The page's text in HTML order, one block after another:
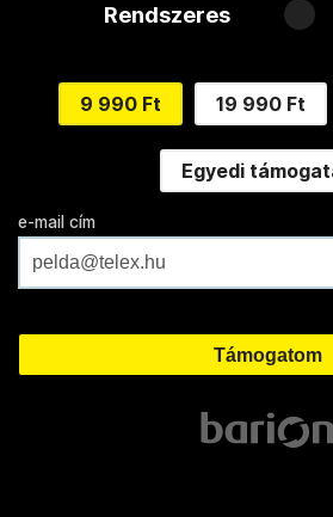
Rendszeres
9 990 Ft 19 990 Ft
Egyedi
e-mail cím